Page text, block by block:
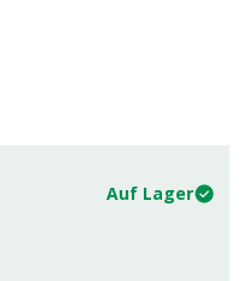
Auf Lager